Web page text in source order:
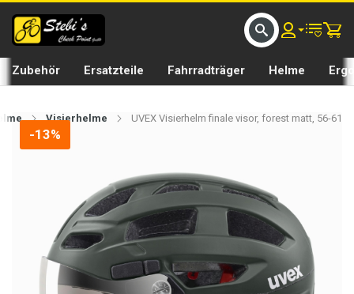
Zubehör Ersatzteile Fahrradträger Helme
Visierhelme UVEX Visierhelm finale visor, forest matt, 56-61
-13%